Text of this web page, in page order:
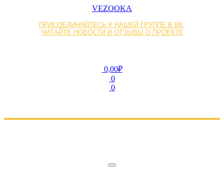
VEZOOKA
ПРИСОЕДИНЯЙТЕСЬ К НАШЕЙ ГРУППЕ В ВК,
ЧИТАЙТЕ НОВОСТИ И ОТЗЫВЫ О ПРОЕКТЕ
0,00₽
0
0